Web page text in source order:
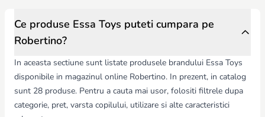
Ce produse Essa Toys puteti cumpara pe
Robertino?
In aceasta sectiune sunt listate produsele brandului Essa Toys
disponibile in magazinul online Robertino. In prezent, in catalog
sunt 28 produse. Pentru a cauta mai usor, folositi filtrele dupa
categorie, pret, varsta copilului, utilizare si alte caracteristici